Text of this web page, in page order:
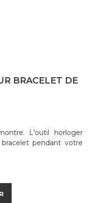
BRACELET DE
L'outil horloger
pendant votre